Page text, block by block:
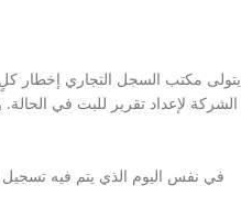
يتولى مكتب السجل التجاري
الشركة لإعداد تقرير للبت في
في نفس اليوم الذي يتم فيه